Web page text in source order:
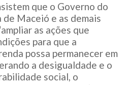
que o Governo do
Maceió e as demais
as ações que
para que a
possa permanecer em
a desigualdade e o
social, o